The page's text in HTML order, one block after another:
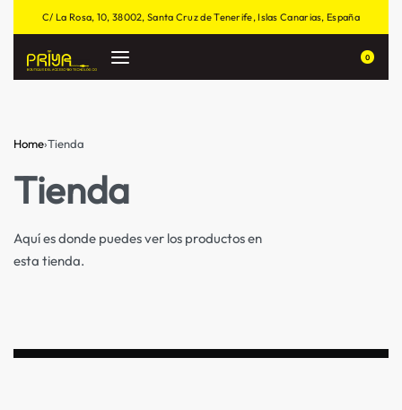
C/ La Rosa, 10, 38002, Santa Cruz de Tenerife, Islas Canarias, España
0
Home›Tienda
Tienda
Aquí es donde puedes ver los productos en
esta tienda.